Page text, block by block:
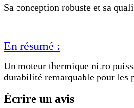
Sa conception robuste et sa
En résumé :
Un moteur thermique nitro
durabilité remarquable pour les
Écrire un avis